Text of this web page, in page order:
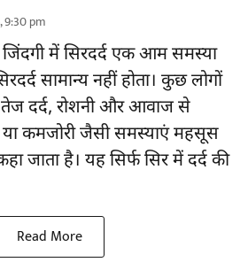
9:30 pm
में सिरदर्द एक आम समस्या
सामान्य नहीं होता। कुछ लोगों
तेज दर्द, रोशनी और आवाज से
या कमजोरी जैसी समस्याएं महसूस
जाता है। यह सिर्फ सिर में दर्द की
Read More